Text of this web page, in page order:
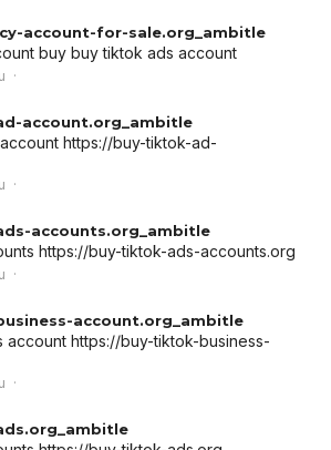
account-for-sale.org_ambitle
buy buy tiktok ads account
account.org_ambitle
https://buy-tiktok-ad-
accounts.org_ambitle
https://buy-tiktok-ads-accounts.org
account.org_ambitle
account https://buy-tiktok-business-